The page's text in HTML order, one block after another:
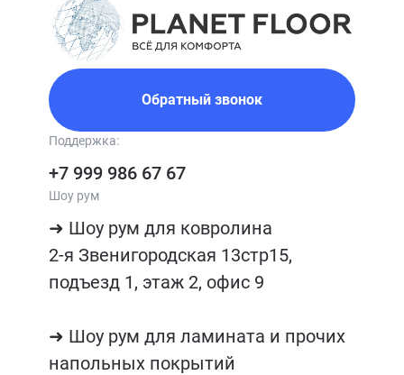
Обратный звонок
Поддержка:
+7 999 986 67 67
Шоу рум
➜ Шоу рум для ковролина
2-я Звенигородская 13стр15,
подъезд 1, этаж 2, офис 9
➜ Шоу рум для ламината и прочих
напольных покрытий